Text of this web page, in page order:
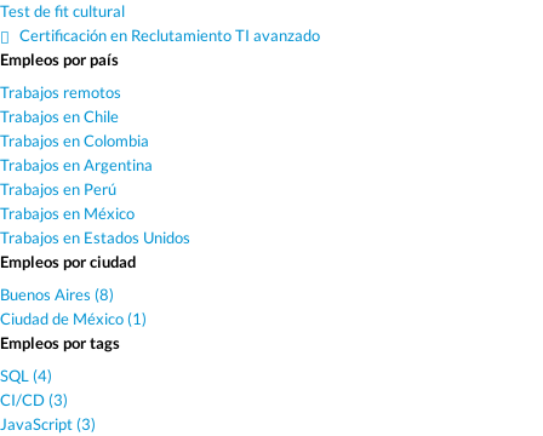
Test de fit cultural
Certificación en Reclutamiento TI avanzado
Empleos por país
Trabajos remotos
Trabajos en Chile
Trabajos en Colombia
Trabajos en Argentina
Trabajos en Perú
Trabajos en México
Trabajos en Estados Unidos
Empleos por ciudad
Buenos Aires (8)
Ciudad de México (1)
Empleos por tags
SQL (4)
CI/CD (3)
JavaScript (3)